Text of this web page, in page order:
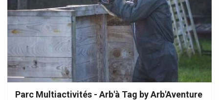
Parc Multiactivités - Arb'à Tag by Arb'Aventure